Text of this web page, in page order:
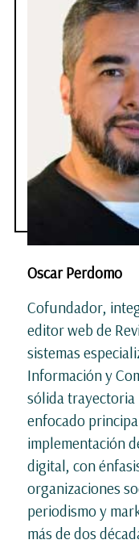
Oscar Perdomo
Cofundador,
editor web de
sistemas
Información y
sólida trayectoria
enfocado
implementación
digital, con
organizaciones
periodismo y
más de dos